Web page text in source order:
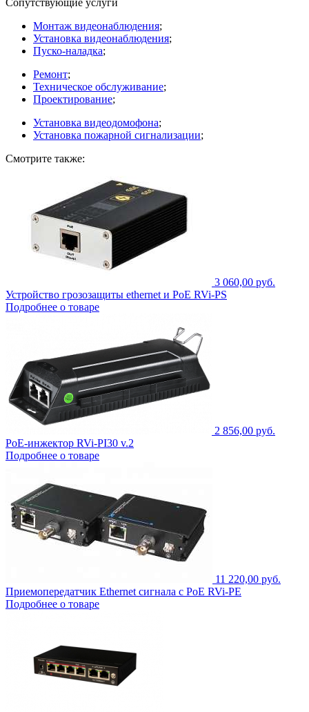
Сопутствующие услуги
Монтаж видеонаблюдения;
Установка видеонаблюдения;
Пуско-наладка;
Ремонт;
Техническое обслуживание;
Проектирование;
Установка видеодомофона;
Установка пожарной сигнализации;
Смотрите также:
3 060,00 руб.
Устройство грозозащиты ethernet и PoE RVi-PS
Подробнее о товаре
2 856,00 руб.
PoE-инжектор RVi-PI30 v.2
Подробнее о товаре
11 220,00 руб.
Приемопередатчик Ethernet сигнала с PoE RVi-PE
Подробнее о товаре